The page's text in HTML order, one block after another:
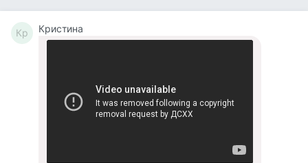
Кр Кристина